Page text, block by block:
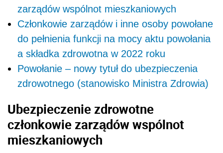
zarządów wspólnot mieszkaniowych
Członkowie zarządów i inne osoby powołane
do pełnienia funkcji na mocy aktu powołania
a składka zdrowotna w 2022 roku
Powołanie – nowy tytuł do ubezpieczenia
zdrowotnego (stanowisko Ministra Zdrowia)
Ubezpieczenie zdrowotne
członkowie zarządów wspólnot
mieszkaniowych